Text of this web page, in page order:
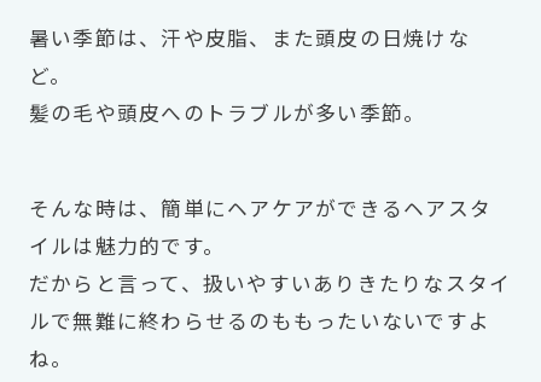
暑い季節は、汗や皮脂、また頭皮の日焼けな
ど。
髪の毛や頭皮へのトラブルが多い季節。
そんな時は、簡単にヘアケアができるヘアスタ
イルは魅力的です。
だからと言って、扱いやすいありきたりなスタイ
ルで無難に終わらせるのももったいないですよ
ね。